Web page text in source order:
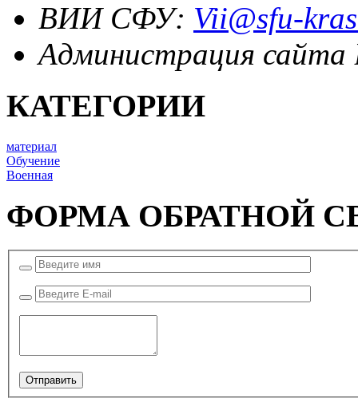
ВИИ СФУ: Vii@sfu-
Администрация
КАТЕГОРИИ
материал
Обучение
Военная
ФОРМА ОБРАТНОЙ